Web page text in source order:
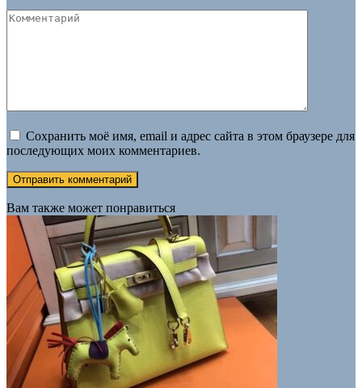
Комментарий
Сохранить моё имя, email и адрес сайта в этом браузере для
последующих моих комментариев.
Вам также может понравиться